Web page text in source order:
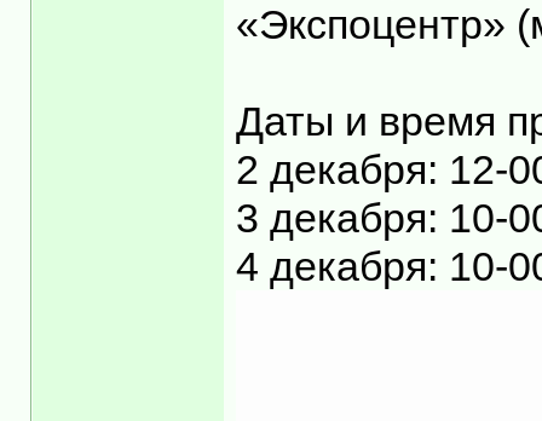
«Экспоцентр»
Даты и время
2 декабря: 12-
3 декабря: 10-
4 декабря: 10-